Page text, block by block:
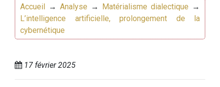
Accueil → Analyse → Matérialisme dialectique →
L’intelligence artificielle, prolongement de la
cybernétique
17 février 2025